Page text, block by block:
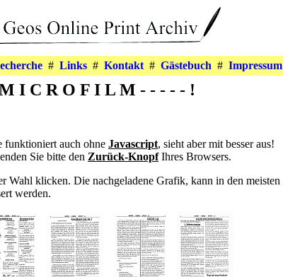
# Links # Kontakt # Gästebuch # Impressum
I C R O F I L M - - - - - !
auch ohne Javascript, sieht aber mit besser aus!
Sie bitte den Zurück-KnopfIhres Browsers.
Wahl klicken. Die nachgeladene Grafik, kann in den meisten
werden.